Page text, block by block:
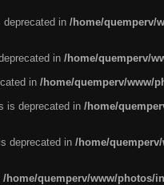
deprecated in /home/quemperv/
in /home/quemperv/
in /home/quemperv/www/
is deprecated in /home/
deprecated in /home/
/home/quemperv/www/photos/